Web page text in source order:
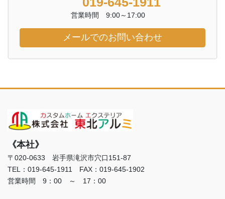
営業時間 9:00～17:00
メールでのお問い合わせ
《本社》
〒020-0633 岩手県滝沢市穴口151-87
TEL：019-645-1911 FAX：019-645-1902
営業時間 9：00 ～ 17：00